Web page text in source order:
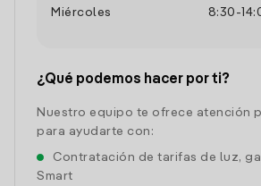
Miércoles
8:30 -
¿Qué podemos hacer por ti?
Nuestro equipo te ofrece atención
para ayudarte con:
Contratación de tarifas de luz,
Smart